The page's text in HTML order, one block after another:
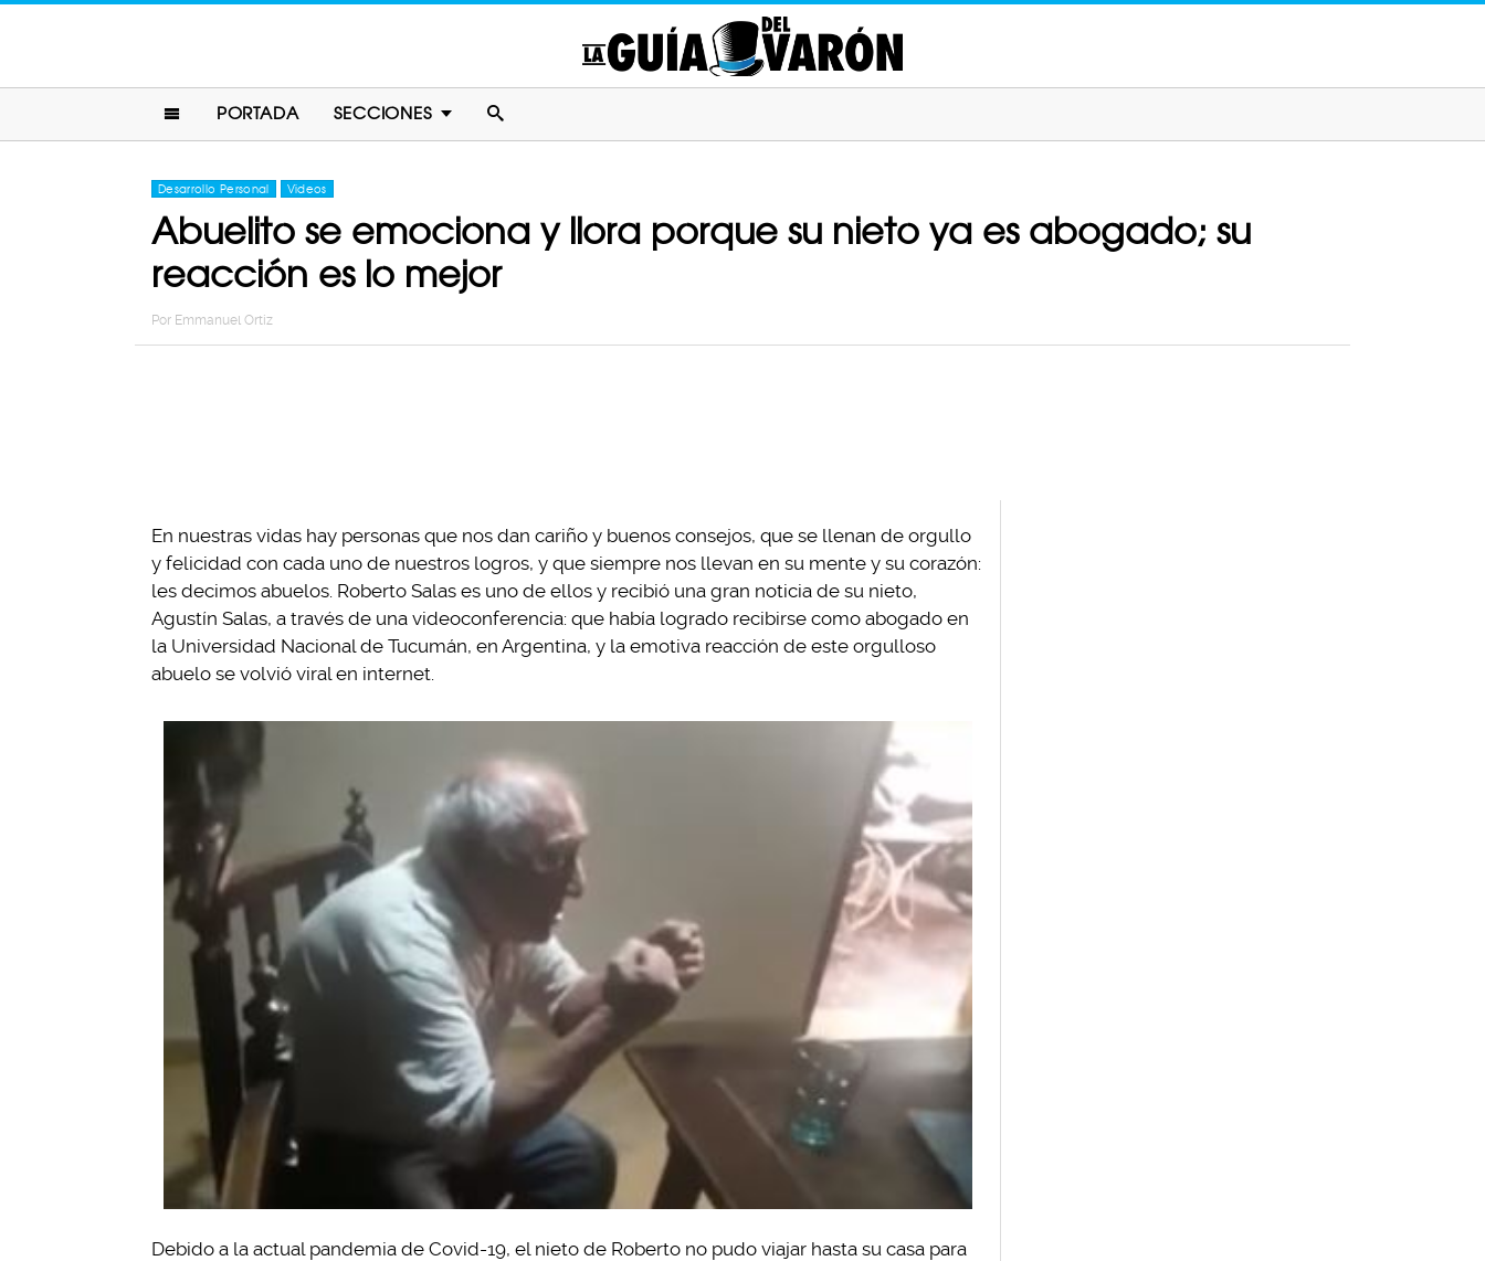
PORTADA SECCIONES
Desarrollo Personal Videos
Abuelito se emociona y llora porque su nieto ya es abogado; su
reacción es lo mejor
Por Emmanuel Ortiz
En nuestras vidas hay personas que nos dan cariño y buenos consejos, que se llenan de orgullo
y felicidad con cada uno de nuestros logros, y que siempre nos llevan en su mente y su corazón:
les decimos abuelos. Roberto Salas es uno de ellos y recibió una gran noticia de su nieto,
Agustín Salas, a través de una videoconferencia: que había logrado recibirse como abogado en
la Universidad Nacional de Tucumán, en Argentina, y la emotiva reacción de este orgulloso
abuelo se volvió viral en internet.
Debido a la actual pandemia de Covid-19, el nieto de Roberto no pudo viajar hasta su casa para